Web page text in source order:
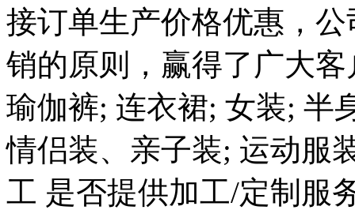
接订单生产价格优惠，
销的原则，赢得了广大
瑜伽裤; 连衣裙; 女装; 半
情侣装、亲子装; 运动服
工 是否提供加工/定制服